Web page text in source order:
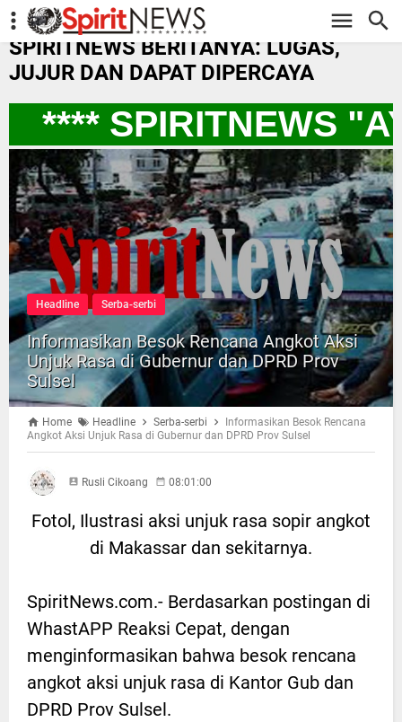
-->
SPIRITNEWS BERITANYA: LUGAS,
JUJUR DAN DAPAT DIPERCAYA
**** SPIRITNEWS
Headline Serba-serbi
Informasikan Besok Rencana Angkot Aksi
Unjuk Rasa di Gubernur dan DPRD Prov
Sulsel
Home Headline Serba-serbi
Informasikan Besok Rencana
Angkot Aksi Unjuk Rasa di Gubernur dan DPRD Prov Sulsel
Rusli Cikoang 08:01:00
Fotol, Ilustrasi aksi unjuk rasa sopir angkot
di Makassar dan sekitarnya.
SpiritNews.com.- Berdasarkan postingan di
WhastAPP Reaksi Cepat, dengan
menginformasikan bahwa besok rencana
angkot aksi unjuk rasa di Kantor Gub dan
DPRD Prov Sulsel.